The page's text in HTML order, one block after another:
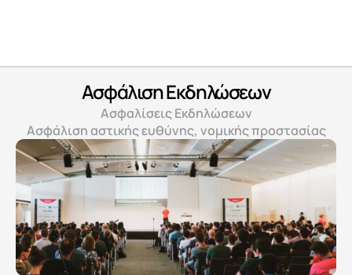
Ασφάλιση Εκδηλώσεων
Ασφαλίσεις Εκδηλώσεων
Ασφάλιση αστικής ευθύνης, νομικής προστασίας